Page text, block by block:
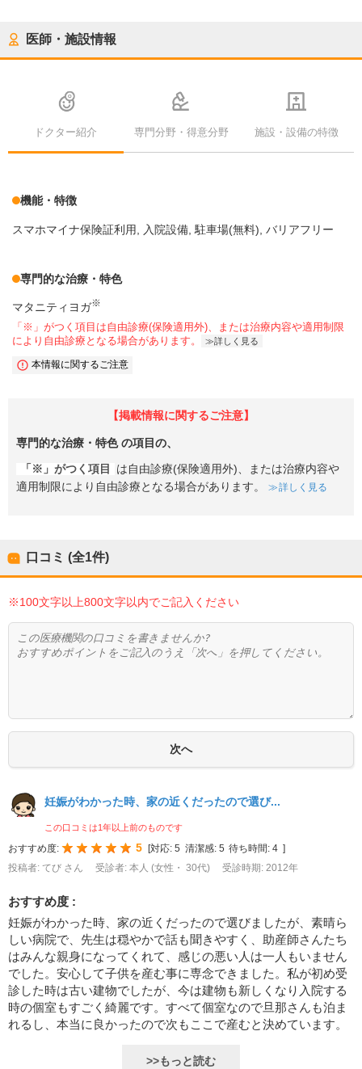
医師・施設情報
ドクター紹介 専門分野・得意分野 施設・設備の特徴
機能・特徴
スマホマイナ保険証利用 入院設備 駐車場(無料) バリアフリー
専門的な治療・特色
マタニティヨガ※
「※」がつく項目は自由診療(保険適用外)、または治療内容や適用制限
により自由診療となる場合があります。
詳しく見る
本情報に関するご注意
【掲載情報に関するご注意】
専門的な治療・特色の項目の、
「※」がつく項目
は自由診療(保険適用外)、または治療内容や
適用制限により自由診療となる場合があります。
詳しく見る
口コミ (全1件)
※100文字以上800文字以内でご記入ください
妊娠がわかった時、家の近くだったので選び...
この口コミは1年以上前のものです
おすすめ度: 5 対応: 5 清潔感: 5 待ち時間: 4
投稿者: てび さん
受診者: 本人 (女性・ 30代) 受診時期: 2012年
おすすめ度 :
妊娠がわかった時、家の近くだったので選びましたが、素晴ら
しい病院で、先生は穏やかで話も聞きやすく、助産師さんたち
はみんな親身になってくれて、感じの悪い人は一人もいません
でした。安心して子供を産む事に専念できました。私が初め受
診した時は古い建物でしたが、今は建物も新しくなり入院する
時の個室もすごく綺麗です。すべて個室なので旦那さんも泊ま
れるし、本当に良かったので次もここで産むと決めています。
>>もっと読む